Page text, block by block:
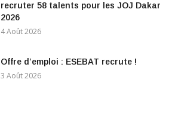
recruter 58 talents pour les JOJ Dakar
2026
4 Août 2026
Offre d’emploi : ESEBAT recrute !
3 Août 2026